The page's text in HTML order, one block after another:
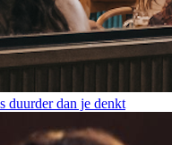
duurder dan je denkt